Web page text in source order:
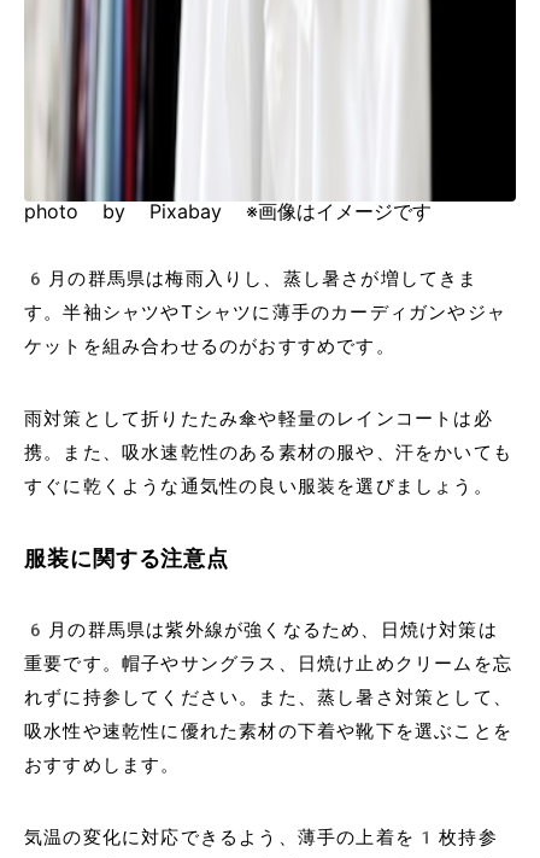
photo by Pixabay ※画像はイメージです
6月の群馬県は梅雨入りし、蒸し暑さが増してきま
す。半袖シャツやTシャツに薄手のカーディガンやジャ
ケットを組み合わせるのがおすすめです。
雨対策として折りたたみ傘や軽量のレインコートは必
携。また、吸水速乾性のある素材の服や、汗をかいても
すぐに乾くような通気性の良い服装を選びましょう。
服装に関する注意点
6月の群馬県は紫外線が強くなるため、日焼け対策は
重要です。帽子やサングラス、日焼け止めクリームを忘
れずに持参してください。また、蒸し暑さ対策として、
吸水性や速乾性に優れた素材の下着や靴下を選ぶことを
おすすめします。
気温の変化に対応できるよう、薄手の上着を1枚持参